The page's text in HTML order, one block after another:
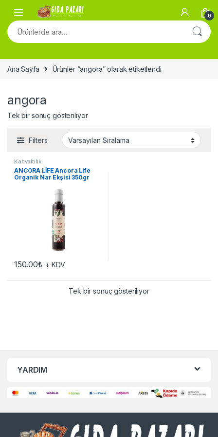
Skip to navigation
Skip to content
0
Ara:
Ana Sayfa Ürünler “angora” olarak etiketlendi
angora
Tek bir sonuç gösteriliyor
Filters
Kahvaltılık
ANCORA LİFE Ancora Life
Organik Nar Ekşisi 350gr
150.00₺ + KDV
Tek bir sonuç gösteriliyor
YARDIM